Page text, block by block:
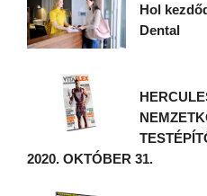
Hol
Dental
2020. OKTÓBER 31.